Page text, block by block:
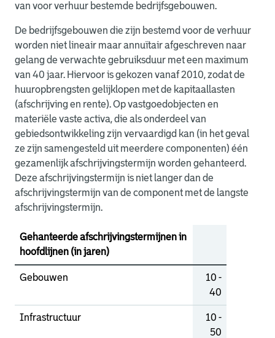
van voor verhuur bestemde bedrijfsgebouwen.
De bedrijfsgebouwen die zijn bestemd voor de verhuur
worden niet lineair maar annuïtair afgeschreven naar
gelang de verwachte gebruiksduur met een maximum
van 40 jaar. Hiervoor is gekozen vanaf 2010, zodat de
huuropbrengsten gelijklopen met de kapitaallasten
(afschrijving en rente). Op vastgoedobjecten en
materiële vaste activa, die als onderdeel van
gebiedsontwikkeling zijn vervaardigd kan (in het geval
ze zijn samengesteld uit meerdere componenten) één
gezamenlijk afschrijvingstermijn worden gehanteerd.
Deze afschrijvingstermijn is niet langer dan de
afschrijvingstermijn van de component met de langste
afschrijvingstermijn.
Gehanteerde afschrijvingstermijnen in
hoofdlijnen (in jaren)
Gebouwen
10 -
40
Infrastructuur
10 -
50